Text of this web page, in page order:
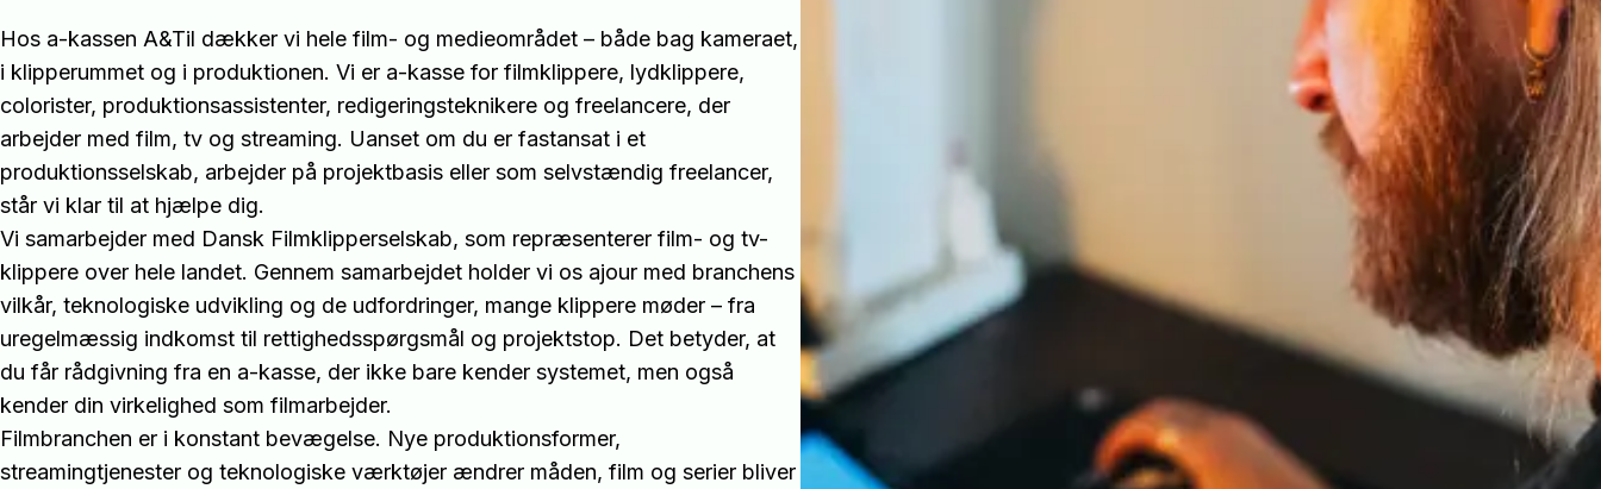
Hos a-kassen A&Til dækker vi hele film- og medieområdet – både bag kameraet,
i klipperummet og i produktionen. Vi er a-kasse for filmklippere, lydklippere,
colorister, produktionsassistenter, redigeringsteknikere og freelancere, der
arbejder med film, tv og streaming. Uanset om du er fastansat i et
produktionsselskab, arbejder på projektbasis eller som selvstændig freelancer,
står vi klar til at hjælpe dig.
Vi samarbejder med Dansk Filmklipperselskab, som repræsenterer film- og tv-
klippere over hele landet. Gennem samarbejdet holder vi os ajour med branchens
vilkår, teknologiske udvikling og de udfordringer, mange klippere møder – fra
uregelmæssig indkomst til rettighedsspørgsmål og projektstop. Det betyder, at
du får rådgivning fra en a-kasse, der ikke bare kender systemet, men også
kender din virkelighed som filmarbejder.
Filmbranchen er i konstant bevægelse. Nye produktionsformer,
streamingtjenester og teknologiske værktøjer ændrer måden, film og serier bliver